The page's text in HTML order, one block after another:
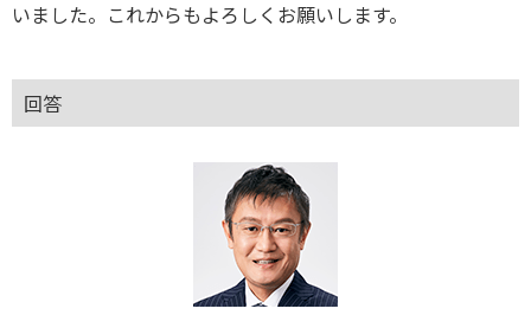
いました。これからもよろしくお願いします。
回答